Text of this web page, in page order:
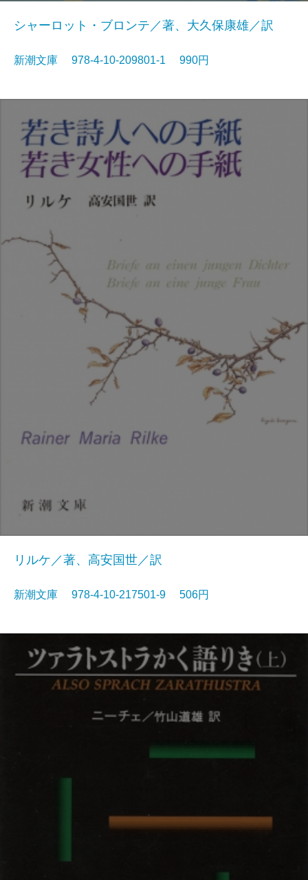
シャーロット・ブロンテ／著、大久保康雄／訳
新潮文庫 978-4-10-209801-1 990円
リルケ／著、高安国世／訳
新潮文庫 978-4-10-217501-9 506円